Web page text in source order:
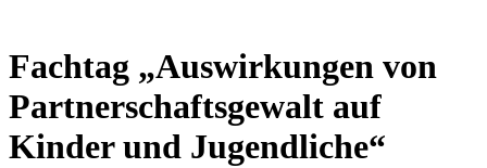
Fachtag „Auswirkungen von
Partnerschaftsgewalt auf
Kinder und Jugendliche“